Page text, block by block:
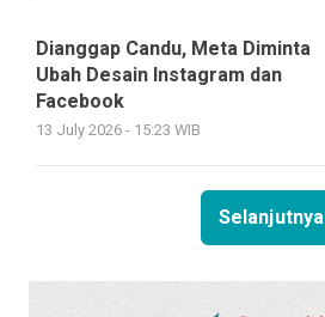
Dianggap Candu, Meta Diminta
Ubah Desain Instagram dan
Facebook
13 July 2026 - 15:23 WIB
Selanjutnya